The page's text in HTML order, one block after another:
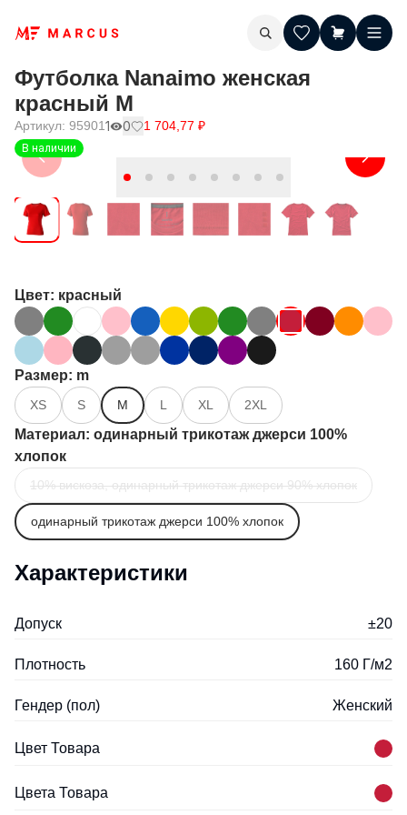
Футболка Nanaimo женская
красный M
Артикул: 959011 0 1 704,77 ₽
В наличии
Цвет: красный
Размер: m
XS S M L XL 2XL
Материал: одинарный трикотаж джерси 100%
хлопок
10% вискоза, одинарный трикотаж джерси 90% хлопок
одинарный трикотаж джерси 100% хлопок
Характеристики
Допуск ±20
Плотность 160 Г/м2
Гендер (пол) Женский
Цвет Товара
Цвета Товара